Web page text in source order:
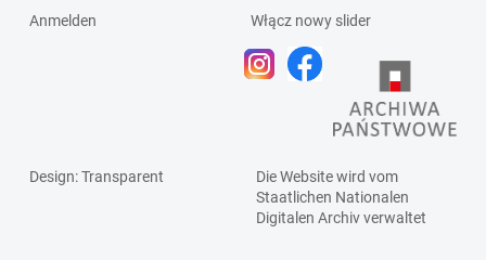
Anmelden
Włącz nowy slider
Design: Transparent
Die Website wird vom
Staatlichen Nationalen
Digitalen Archivverwaltet